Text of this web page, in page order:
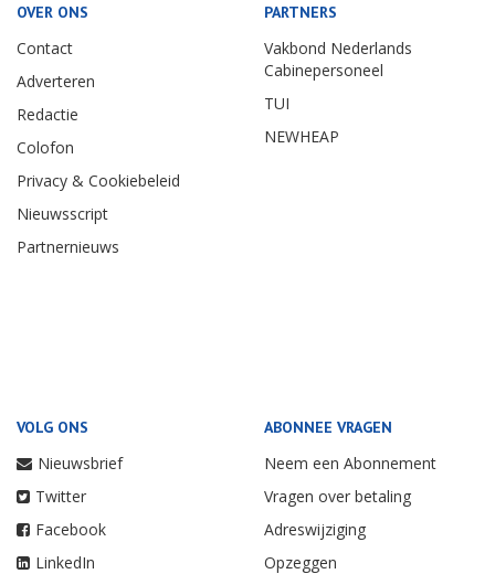
OVER ONS
Contact
Adverteren
Redactie
Colofon
Privacy & Cookiebeleid
Nieuwsscript
Partnernieuws
PARTNERS
Vakbond Nederlands
Cabinepersoneel
TUI
NEWHEAP
VOLG ONS
Nieuwsbrief
Twitter
Facebook
LinkedIn
ABONNEE VRAGEN
Neem een Abonnement
Vragen over betaling
Adreswijziging
Opzeggen